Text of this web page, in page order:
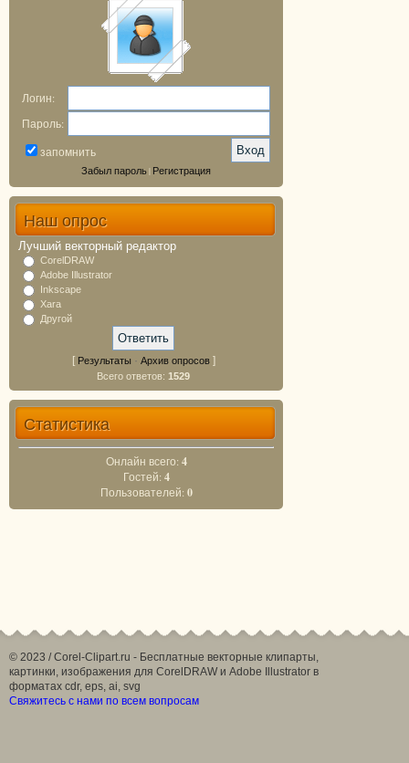
Логин:
Пароль:
запомнить
Забыл пароль| Регистрация
Наш опрос
Лучший векторный редактор
CorelDRAW
Adobe Illustrator
Inkscape
Xara
Другой
[ Результаты · Архив опросов]
Всего ответов: 1529
Статистика
Онлайн всего: 4
Гостей: 4
Пользователей: 0
© 2023 / Corel-Clipart.ru - Бесплатные векторные клипарты,
картинки, изображения для CorelDRAW и Adobe Illustrator в
форматах cdr, eps, ai, svg
Свяжитесь с нами по всем вопросам